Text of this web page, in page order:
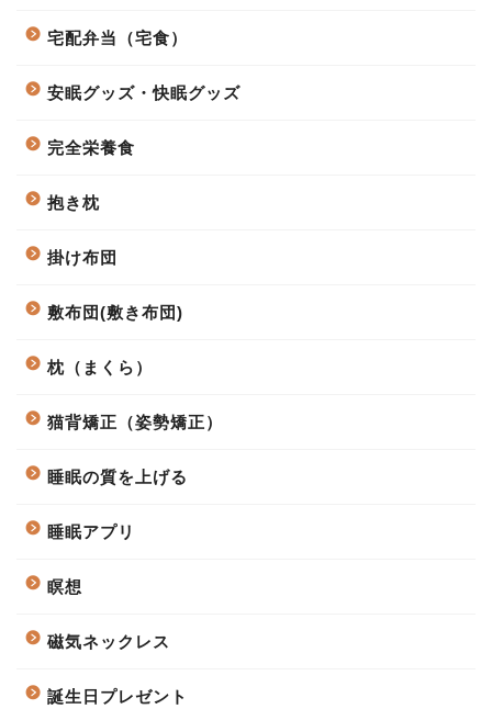
宅配弁当（宅食）
安眠グッズ・快眠グッズ
完全栄養食
抱き枕
掛け布団
敷布団(敷き布団)
枕（まくら）
猫背矯正（姿勢矯正）
睡眠の質を上げる
睡眠アプリ
瞑想
磁気ネックレス
誕生日プレゼント